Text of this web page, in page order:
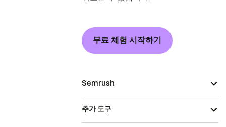
무료 체험 시작하기
Semrush
추가 도구